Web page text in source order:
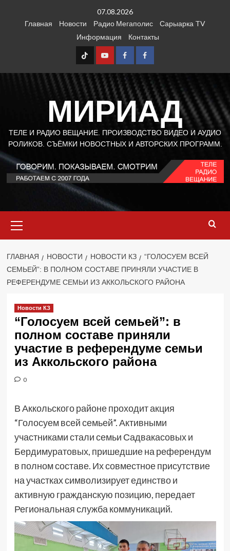
07.08.2026
Главная
Новости Радио Мегаполис
Сарыарка TV
Информация
Контакты
TT Youtube
FB1 FB2
МИРИАД
ТЕЛЕ И РАДИО ВЕЩАНИЕ. ПРОИЗВОДСТВО ВИДЕО И АУДИО
РОЛИКОВ. СЪЁМКИ НОВОСТНЫХ И АВТОРСКИХ ПРОГРАММ.
меню
ГЛАВНАЯ НОВОСТИ НОВОСТИ КЗ
“ГОЛОСУЕМ ВСЕЙ
СЕМЬЕЙ”: В ПОЛНОМ СОСТАВЕ ПРИНЯЛИ УЧАСТИЕ В
РЕФЕРЕНДУМЕ СЕМЬИ ИЗ АККОЛЬСКОГО РАЙОНА
Новости КЗ
“Голосуем всей семьей”: в
полном составе приняли
участие в референдуме семьи
из Аккольского района
0
В Аккольского районе проходит акция
“Голосуем всей семьей”. Активными
участниками стали семьи Садвакасовых и
Бердимуратовых, пришедшие на референдум
в полном составе. Их совместное присутствие
на участках символизирует единство и
активную гражданскую позицию, передает
Региональная служба коммуникаций.